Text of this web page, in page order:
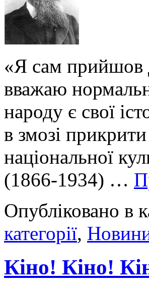
«Я сам прийшов
вважаю
народу є свої
в змозі
національної
(1866-1934) …
Опубліковано в
категорії,
Кіно! Кіно!